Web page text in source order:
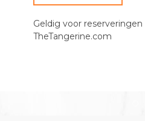
Geldig voor
TheTangerine.com